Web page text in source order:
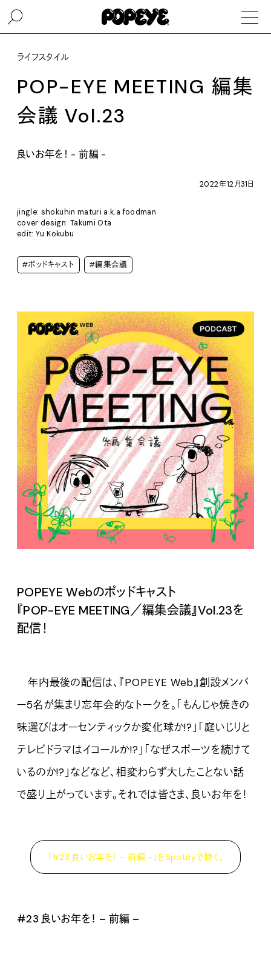
ライフスタイル
POP-EYE MEETING 編集
会議 Vol.23
良いお年を！ - 前編 -
2022年12月31日
jingle: shokuhin maturi a.k.a foodman
cover design: Takumi Ota
edit: Yu Kokubu
#ポッドキャスト #編集会議
POPEYE Webのポッドキャスト
『POP-EYE MEETING／編集会議』Vol.23を
配信！
年内最後の配信は、『POPEYE Web』創設メンバ
ー5名が集まり忘年会的なトークを。「 もんじゃ焼きの
味選びはオーセンティックか変化球か!?」「庭いじりと
テレビドラマはイコールか!?」「なぜスポーツを続けて
いるのか!?」などなど、相変わらず大したことない話
で盛り上がっています。それでは皆さま、良いお年を！
「#23 良いお年を！ – 前編 -」をSpotifyで聴く。
#23 良いお年を！ – 前編 –